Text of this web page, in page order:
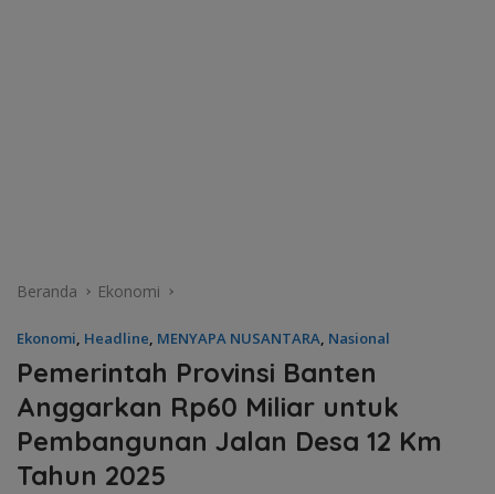
Beranda Ekonomi
Ekonomi, Headline, MENYAPA NUSANTARA, Nasional
Pemerintah Provinsi Banten
Anggarkan Rp60 Miliar untuk
Pembangunan Jalan Desa 12 Km
Tahun 2025